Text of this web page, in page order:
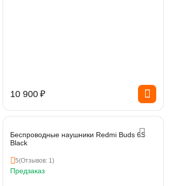
10 900 ₽
Беспроводные наушники Redmi Buds 6S
Black
5(Отзывов: 1)
Предзаказ